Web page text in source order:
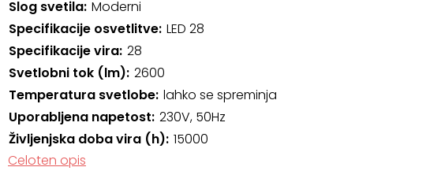
Slog svetila Moderni
Specifikacije osvetlitve LED 28
Specifikacije vira 28
Svetlobni tok (lm) 2600
Temperatura svetlobe lahko se spreminja
Uporabljena napetost 230V, 50Hz
Življenjska doba vira (h) 15000
Celoten opis